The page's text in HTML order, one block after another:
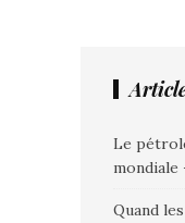
Le
mondiale
Quand